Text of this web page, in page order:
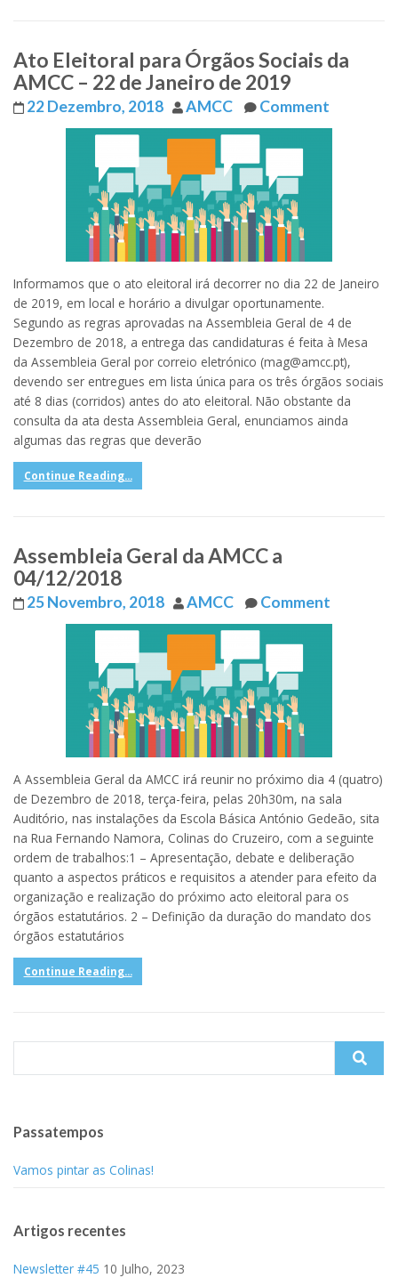
Ato Eleitoral para Órgãos Sociais da
AMCC – 22 de Janeiro de 2019
22 Dezembro, 2018 AMCC Comment
Informamos que o ato eleitoral irá decorrer no dia 22 de Janeiro
de 2019, em local e horário a divulgar oportunamente.
Segundo as regras aprovadas na Assembleia Geral de 4 de
Dezembro de 2018, a entrega das candidaturas é feita à Mesa
da Assembleia Geral por correio eletrónico (mag@amcc.pt),
devendo ser entregues em lista única para os três órgãos sociais
até 8 dias (corridos) antes do ato eleitoral. Não obstante da
consulta da ata desta Assembleia Geral, enunciamos ainda
algumas das regras que deverão
Continue Reading...
Assembleia Geral da AMCC a
04/12/2018
25 Novembro, 2018 AMCC Comment
A Assembleia Geral da AMCC irá reunir no próximo dia 4 (quatro)
de Dezembro de 2018, terça-feira, pelas 20h30m, na sala
Auditório, nas instalações da Escola Básica António Gedeão, sita
na Rua Fernando Namora, Colinas do Cruzeiro, com a seguinte
ordem de trabalhos:1 – Apresentação, debate e deliberação
quanto a aspectos práticos e requisitos a atender para efeito da
organização e realização do próximo acto eleitoral para os
órgãos estatutários. 2 – Definição da duração do mandato dos
órgãos estatutários
Continue Reading...
Passatempos
Vamos pintar as Colinas!
Artigos recentes
Newsletter #45 10 Julho, 2023